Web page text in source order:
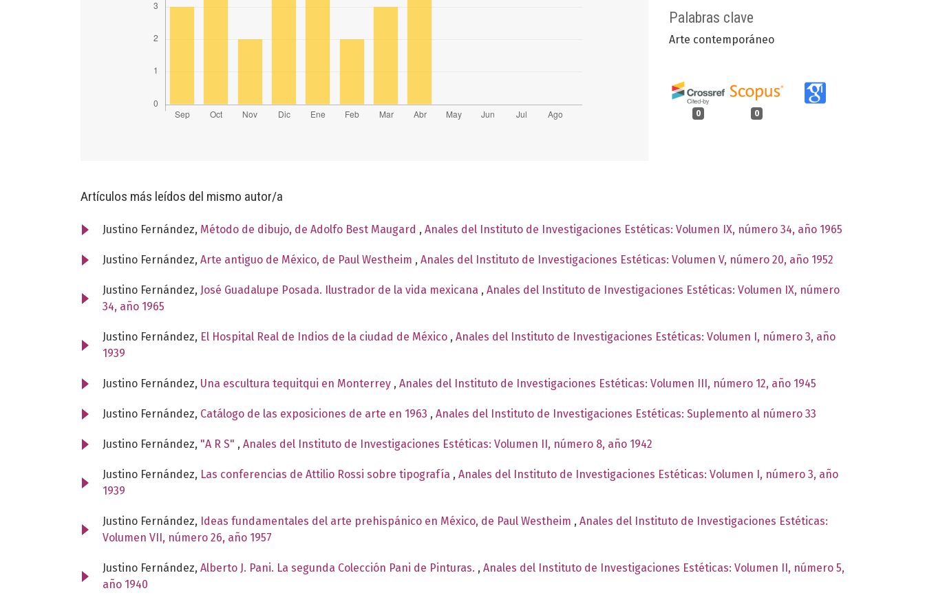
Palabras clave
Arte contemporáneo
0 0
Artículos más leídos del mismo autor/a
Justino Fernández, Método de dibujo, de Adolfo Best Maugard , Anales del Instituto de Investigaciones Estéticas: Volumen IX, número 34, año 1965
Justino Fernández, Arte antiguo de México, de Paul Westheim , Anales del Instituto de Investigaciones Estéticas: Volumen V, número 20, año 1952
Justino Fernández, José Guadalupe Posada. Ilustrador de la vida mexicana , Anales del Instituto de Investigaciones Estéticas: Volumen IX, número
34, año 1965
Justino Fernández, El Hospital Real de Indios de la ciudad de México , Anales del Instituto de Investigaciones Estéticas: Volumen I, número 3, año
1939
Justino Fernández, Una escultura tequitqui en Monterrey , Anales del Instituto de Investigaciones Estéticas: Volumen III, número 12, año 1945
Justino Fernández, Catálogo de las exposiciones de arte en 1963 , Anales del Instituto de Investigaciones Estéticas: Suplemento al número 33
Justino Fernández, "A R S" , Anales del Instituto de Investigaciones Estéticas: Volumen II, número 8, año 1942
Justino Fernández, Las conferencias de Attilio Rossi sobre tipografía , Anales del Instituto de Investigaciones Estéticas: Volumen I, número 3, año
1939
Justino Fernández, Ideas fundamentales del arte prehispánico en México, de Paul Westheim , Anales del Instituto de Investigaciones Estéticas:
Volumen VII, número 26, año 1957
Justino Fernández, Alberto J. Pani. La segunda Colección Pani de Pinturas. , Anales del Instituto de Investigaciones Estéticas: Volumen II, número 5,
año 1940